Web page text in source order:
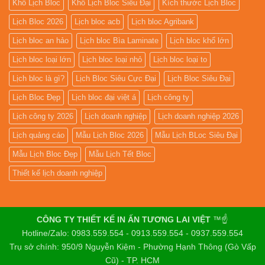
Khổ Lịch Bloc Khổ Lịch Bloc Siêu Đại Kích thước Lịch Bloc
Lịch Bloc 2026 Lịch bloc acb Lịch bloc Agribank
Lịch bloc an hảo Lịch bloc Bìa Laminate Lịch bloc khổ lớn
Lịch bloc loại lớn Lịch bloc loại nhỏ Lịch bloc loại to
Lịch bloc là gì? Lịch Bloc Siêu Cực Đại Lịch Bloc Siêu Đại
Lịch Bloc Đẹp Lịch bloc đại việt á Lịch công ty
Lịch công ty 2026 Lịch doanh nghiệp Lịch doanh nghiệp 2026
Lịch quảng cáo Mẫu Lịch Bloc 2026 Mẫu Lịch BLoc Siêu Đại
Mẫu Lịch Bloc Đẹp Mẫu Lịch Tết Bloc
Thiết kế lịch doanh nghiệp
CÔNG TY THIẾT KẾ IN ẤN TƯƠNG LAI VIỆT ™☝️
Hotline/Zalo: 0983.559.554 - 0913.559.554 - 0937.559.554
Trụ sở chính: 950/9 Nguyễn Kiệm - Phường Hạnh Thông (Gò Vấp
Cũ) - TP. HCM